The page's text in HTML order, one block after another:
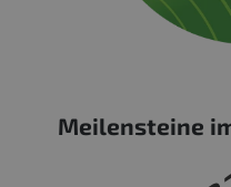
Meilensteine